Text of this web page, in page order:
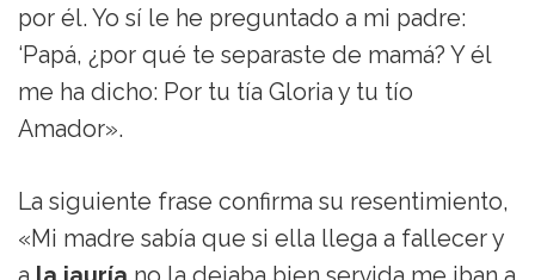
por él. Yo sí le he preguntado a mi padre:
‘Papá, ¿por qué te separaste de mamá? Y él
me ha dicho: Por tu tía Gloria y tu tío
Amador».
La siguiente frase confirma su resentimiento,
«Mi madre sabía que si ella llega a fallecer y